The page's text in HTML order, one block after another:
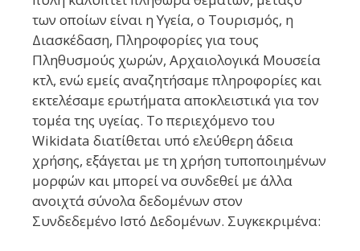
των οποίων είναι η Υγεία, ο Τουρισμός, η
Διασκέδαση, Πληροφορίες για τους
Πληθυσμούς χωρών, Αρχαιολογικά Μουσεία
κτλ, ενώ εμείς αναζητήσαμε πληροφορίες και
εκτελέσαμε ερωτήματα αποκλειστικά για τον
τομέα της υγείας. Το περιεχόμενο του
Wikidata διατίθεται υπό ελεύθερη άδεια
χρήσης, εξάγεται με τη χρήση τυποποιημένων
μορφών και μπορεί να συνδεθεί με άλλα
ανοιχτά σύνολα δεδομένων στον
Συνδεδεμένο Ιστό Δεδομένων. Συγκεκριμένα: